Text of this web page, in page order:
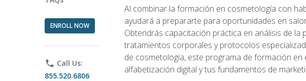
ENROLL NOW
phone Call Us:
855.520.6806
Al combinar la formación en cosmetología con
ayudará a prepararte para oportunidades en
Obtendrás capacitación práctica en análisis de la
tratamientos corporales y protocolos
de cosmetología, este programa de formación
alfabetización digital y tus fundamentos de